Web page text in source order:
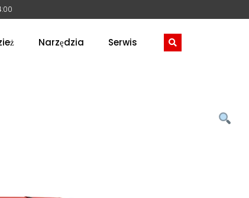
Narzędzia Serwis
BEE CZERWONA